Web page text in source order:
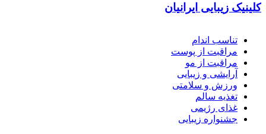
کلینیک زیبایی ایرانیان
تناسب اندام
مراقبت از پوست
مراقبت از مو
آرایشی و زیبایی
ورزش و سلامتی
تغذیه سالم
غذای رژیمی
جشنواره زیبایی